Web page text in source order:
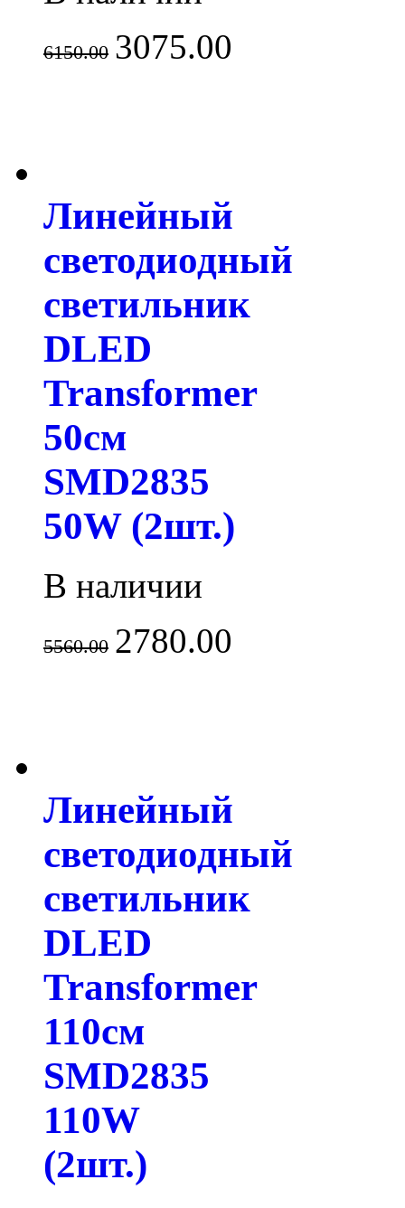
6150.00 3075.00
Линейный
светодиодный
светильник
DLED
Transformer
50см
SMD2835
50W (2шт.)
В наличии
5560.00 2780.00
Линейный
светодиодный
светильник
DLED
Transformer
110см
SMD2835
110W
(2шт.)